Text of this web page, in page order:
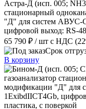
Астра-Д (исп. 005;
стационарный
"Д" для систем АВУС-
цифровой выход: RS-
65 790 ₽ / шт с НДС
Срок
В корзину